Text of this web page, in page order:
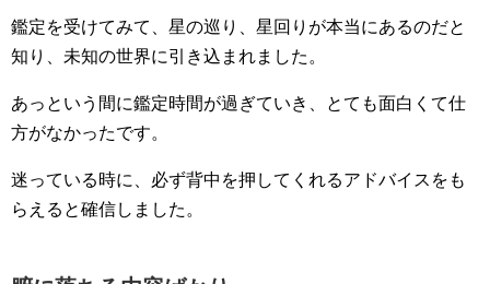
鑑定を受けてみて、星の巡り、星回りが本当にあるのだと
知り、未知の世界に引き込まれました。
あっという間に鑑定時間が過ぎていき、とても面白くて仕
方がなかったです。
迷っている時に、必ず背中を押してくれるアドバイスをも
らえると確信しました。